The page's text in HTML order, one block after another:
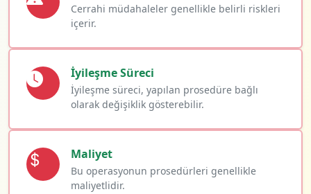
Cerrahi müdahaleler genellikle belirli riskleri
içerir.
İyileşme Süreci
İyileşme süreci, yapılan prosedüre bağlı
olarak değişiklik gösterebilir.
Maliyet
Bu operasyonun prosedürleri genellikle
maliyetlidir.